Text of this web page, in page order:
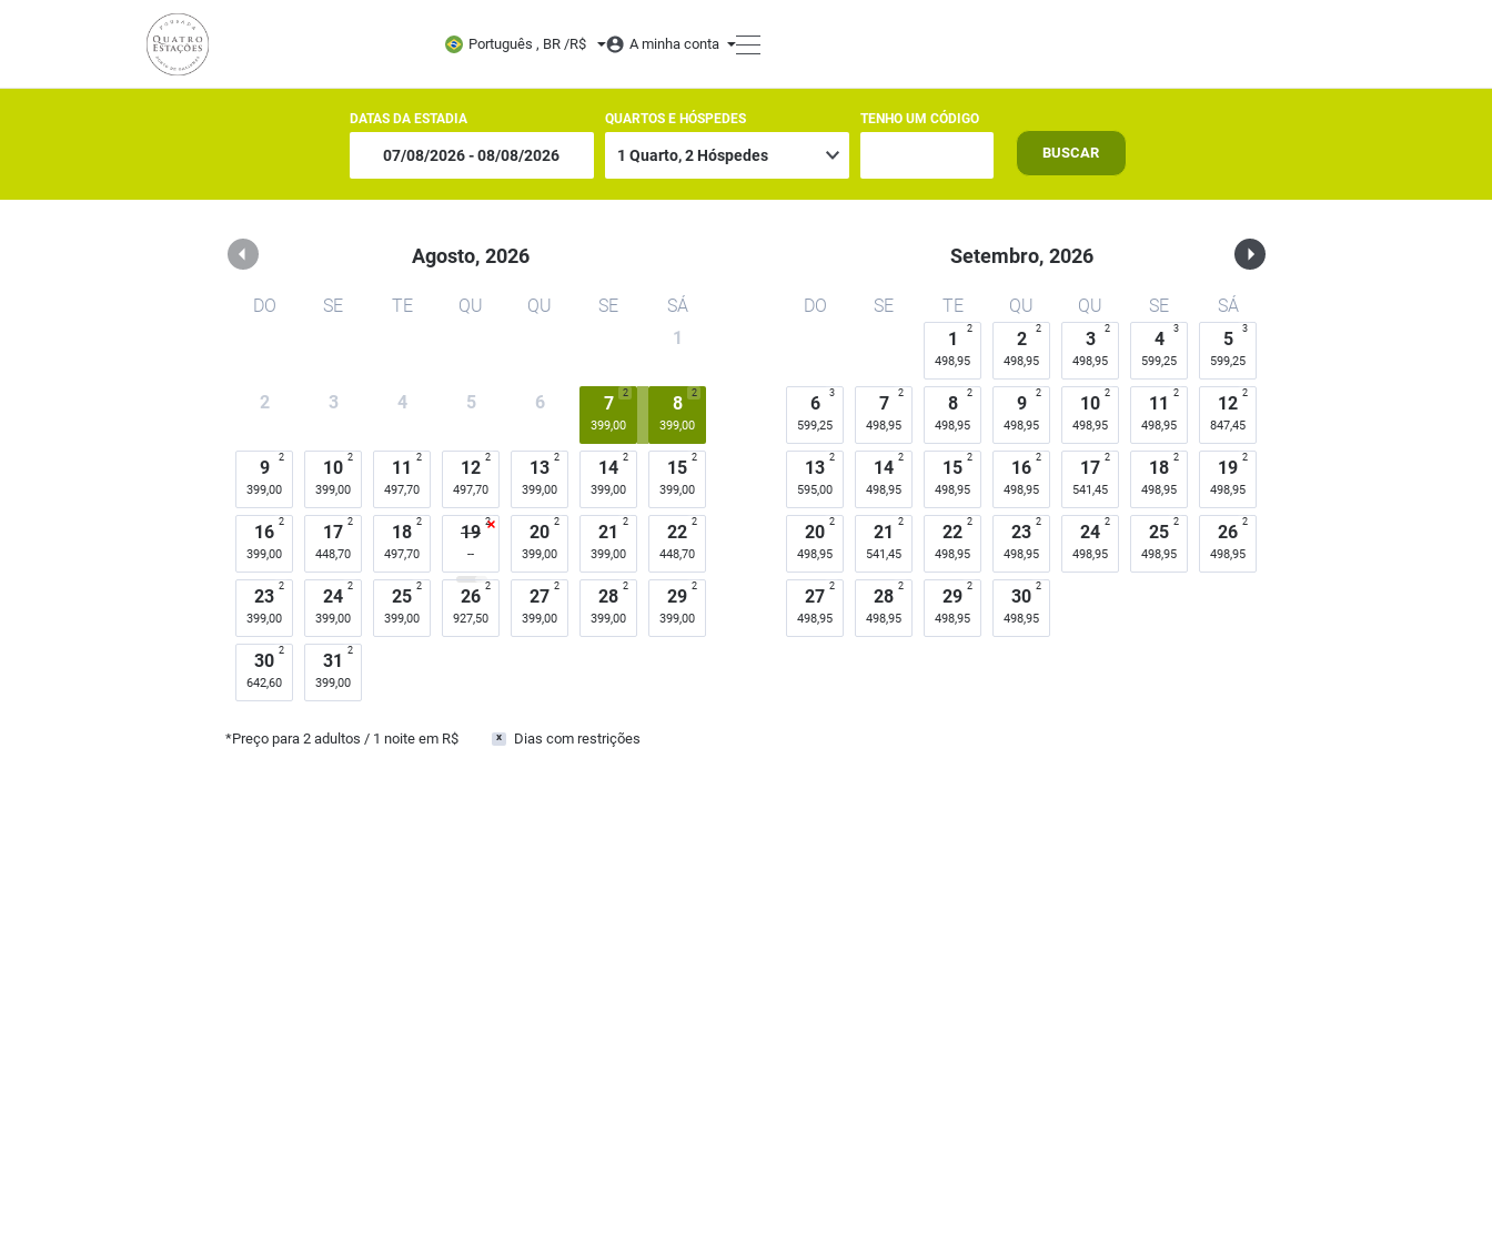
Pousada Quatro Estações Porto de Galinhas
Português , BR /R$ A minha conta
DATAS DA ESTADIA QUARTOS E HÓSPEDES TENHO UM CÓDIGO
BUSCAR
Agosto, 2026
DO SE TE QU QU SE
SÁ
1
2 3 4 5 6 7
399,00
2 8
399,00
2
9
399,00
2 10
399,00
2 11
497,70
2 12
497,70
2 13
399,00
2 14
399,00
2 15
399,00
2
16
399,00
2 17
448,70
2 18
497,70
2 19 2 20
399,00
2 21
399,00
2 22
448,70
2
23
399,00
2 24
399,00
2 25
399,00
2 26
927,50
2 27
399,00
2 28
399,00
2 29
399,00
2
30
642,60
2 31
399,00
2
Setembro, 2026
DO SE TE QU QU SE
SÁ
1
498,95
2 2
498,95
2 3
498,95
2 4
599,25
3 5
599,25
3
6
599,25
3 7
498,95
2 8
498,95
2 9
498,95
2 10
498,95
2 11
498,95
2 12
847,45
2
13
595,00
2 14
498,95
2 15
498,95
2 16
498,95
2 17
541,45
2 18
498,95
2 19
498,95
2
20
498,95
2 21
541,45
2 22
498,95
2 23
498,95
2 24
498,95
2 25
498,95
2 26
498,95
2
27
498,95
2 28
498,95
2 29
498,95
2 30
498,95
2
*Preço para2 adultos / 1 noite em R$ x Dias com restrições